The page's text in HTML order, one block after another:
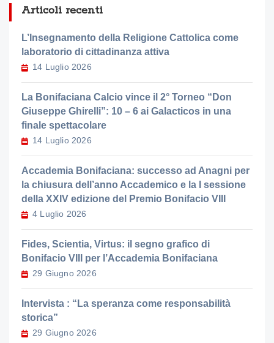
Articoli recenti
L’Insegnamento della Religione Cattolica come
laboratorio di cittadinanza attiva
14 Luglio 2026
La Bonifaciana Calcio vince il 2° Torneo “Don
Giuseppe Ghirelli”: 10 – 6 ai Galacticos in una
finale spettacolare
14 Luglio 2026
Accademia Bonifaciana: successo ad Anagni per
la chiusura dell’anno Accademico e la I sessione
della XXIV edizione del Premio Bonifacio VIII
4 Luglio 2026
Fides, Scientia, Virtus: il segno grafico di
Bonifacio VIII per l’Accademia Bonifaciana
29 Giugno 2026
Intervista : “La speranza come responsabilità
storica”
29 Giugno 2026